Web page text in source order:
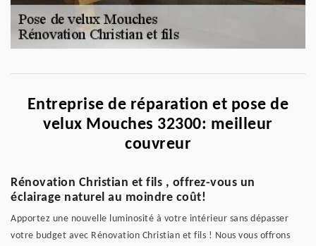
Entreprise de réparation et pose de
velux Mouches 32300: meilleur
couvreur
Rénovation Christian et fils , offrez-vous un
éclairage naturel au moindre coût!
Apportez une nouvelle luminosité à votre intérieur sans dépasser
votre budget avec Rénovation Christian et fils ! Nous vous offrons